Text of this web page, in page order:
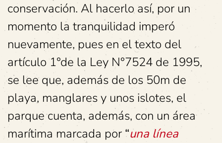
conservación. Al hacerlo así, por un
momento la tranquilidad imperó
nuevamente, pues en el texto del
artículo 1°de la Ley N°7524 de 1995,
se lee que, además de los 50m de
playa, manglares y unos islotes, el
parque cuenta, además, con un área
marítima marcada por “una línea